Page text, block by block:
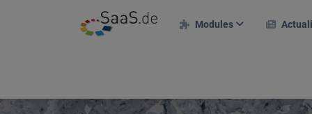
Modules
Modules RH